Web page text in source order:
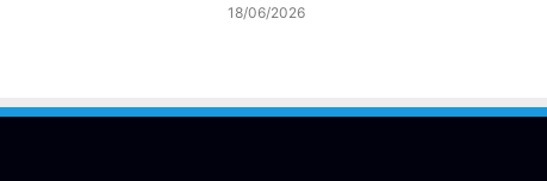
18/06/2026